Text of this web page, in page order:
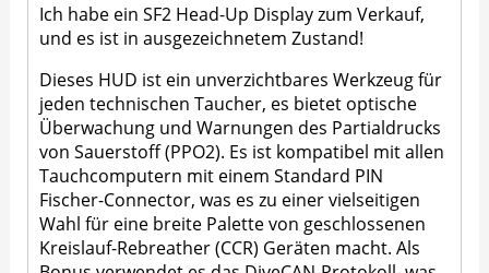
Ich habe ein SF2 Head-Up Display zum Verkauf,
und es ist in ausgezeichnetem Zustand!
Dieses HUD ist ein unverzichtbares Werkzeug für
jeden technischen Taucher, es bietet optische
Überwachung und Warnungen des Partialdrucks
von Sauerstoff (PPO2). Es ist kompatibel mit allen
Tauchcomputern mit einem Standard PIN
Fischer-Connector, was es zu einer vielseitigen
Wahl für eine breite Palette von geschlossenen
Kreislauf-Rebreather (CCR) Geräten macht. Als